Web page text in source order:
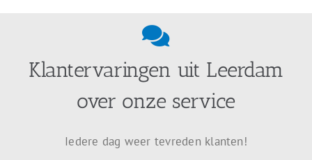
Klantervaringen uit Leerdam
over onze service
Iedere dag weer tevreden klanten!